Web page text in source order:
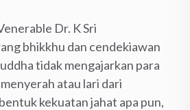
Dr. K Sri
bhikkhu dan cendekiawan
tidak mengajarkan para
atau lari dari
kekuatan jahat apa pun,